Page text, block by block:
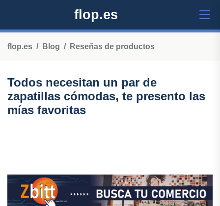
flop.es
flop.es Blog Reseñas de productos
Todos necesitan un par de
zapatillas cómodas, te presento las
mías favoritas